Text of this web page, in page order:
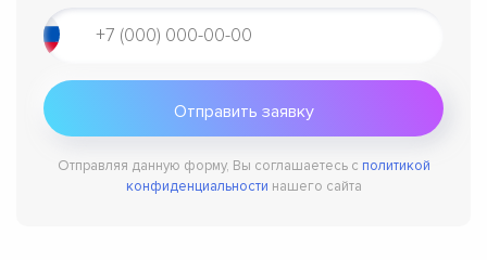
Отправляя данную форму, Вы соглашаетесь с политикой
конфиденциальности нашего сайта